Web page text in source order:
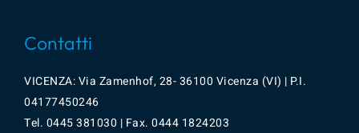
Contatti
VICENZA: Via Zamenhof, 28- 36100 Vicenza (VI) | P.I.
04177450246
Tel. 0445381030 | Fax. 0444 1824203